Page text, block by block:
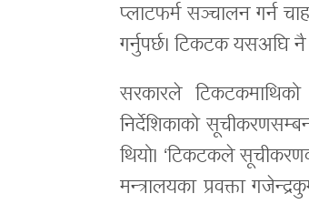
प्लाटफर्म सञ्चालन गर्न
गर्नुपर्छ। टिकटक यसअघि
सरकारले
निर्देशिकाको
थियो। ‘टिकटकले
मन्त्रालयका प्रवक्ता